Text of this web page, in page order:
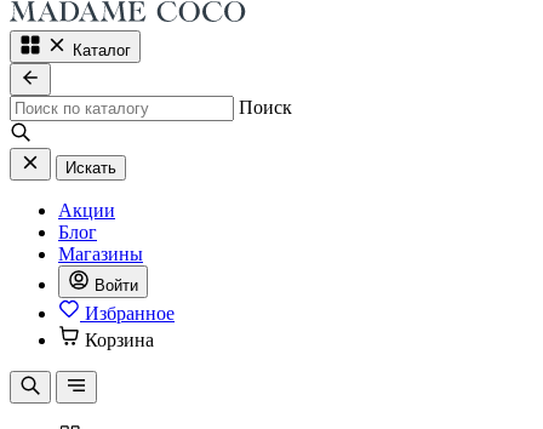
Каталог
Поиск
Искать
Акции
Блог
Магазины
Войти
Избранное
Корзина